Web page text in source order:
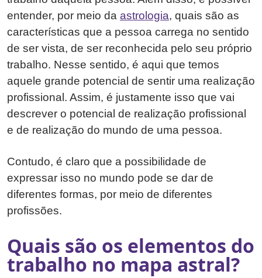
entender, por meio da astrologia, quais são as
características que a pessoa carrega no sentido
de ser vista, de ser reconhecida pelo seu próprio
trabalho. Nesse sentido, é aqui que temos
aquele grande potencial de sentir uma realização
profissional. Assim, é justamente isso que vai
descrever o potencial de realização profissional
e de realização do mundo de uma pessoa.
Contudo, é claro que a possibilidade de
expressar isso no mundo pode se dar de
diferentes formas, por meio de diferentes
profissões.
Quais são os elementos do
trabalho no mapa astral?